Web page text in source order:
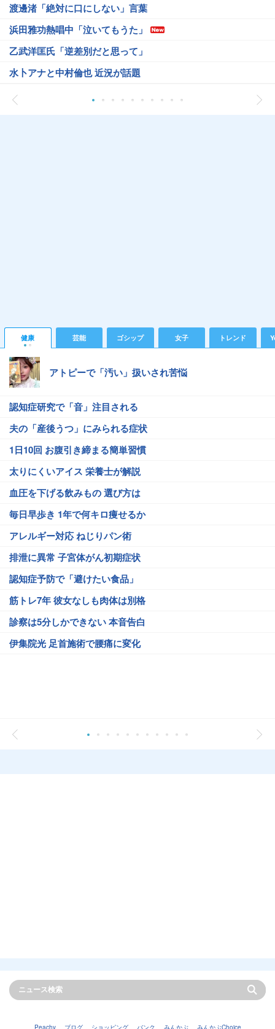
渡邊渚「絶対に口にしない」言葉
浜田雅功熱唱中「泣いてもうた」
乙武洋匡氏「逆差別だと思って」
水卜アナと中村倫也 近況が話題
健康 芸能 ゴシップ 女子 トレンド
アトピーで「汚い」扱いされ苦悩
認知症研究で「音」注目される
夫の「産後うつ」にみられる症状
1日10回 お腹引き締まる簡単習慣
太りにくいアイス 栄養士が解説
血圧を下げる飲みもの 選び方は
毎日早歩き 1年で何キロ痩せるか
アレルギー対応 ねじりパン術
排泄に異常 子宮体がん初期症状
認知症予防で「避けたい食品」
筋トレ7年 彼女なしも肉体は別格
診察は5分しかできない 本音告白
伊集院光 足首施術で腰痛に変化
Peachy ブログ ショッピング バンク みんかぶ みんかぶChoice